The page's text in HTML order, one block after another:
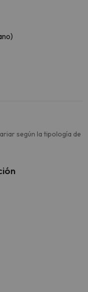
según la tipología de